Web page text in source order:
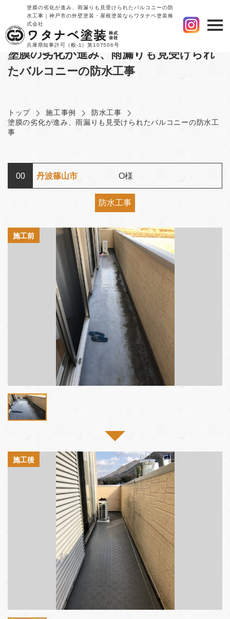
塗膜の劣化が進み、雨漏りも見受けられたバルコニーの防
水工事｜神戸市の外壁塗装・屋根塗装ならワタナベ塗装株
式会社
兵庫県知事許可（般-1）第107506号
塗膜の劣化が進み、雨漏りも見受けられ
たバルコニーの防水工事
トップ 施工事例
防水工事
塗膜の劣化が進み、雨漏りも見受けられたバルコニーの防水工
事
00 丹波篠山市 O様
防水工事